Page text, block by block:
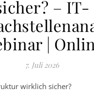
– IT-
|
7. Juli 2026
wirklich sicher?